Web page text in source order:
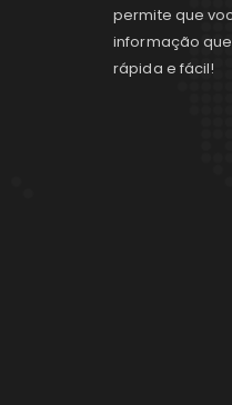
permite que
informação
rápida e fácil!